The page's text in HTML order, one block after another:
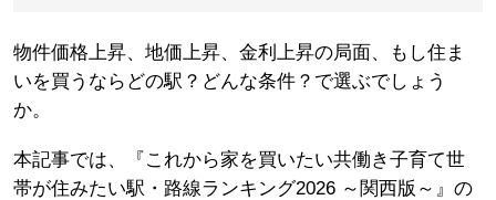
物件価格上昇、地価上昇、金利上昇の局面、もし住ま
いを買うならどの駅？どんな条件？で選ぶでしょう
か。
本記事では、『これから家を買いたい共働き子育て世
帯が住みたい駅・路線ランキング2026 ～関西版～』の